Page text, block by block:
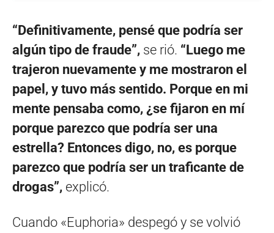
“Definitivamente, pensé que podría ser
algún tipo de fraude”, se rió. “Luego me
trajeron nuevamente y me mostraron el
papel, y tuvo más sentido. Porque en mi
mente pensaba como, ¿se fijaron en mí
porque parezco que podría ser una
estrella? Entonces digo, no, es porque
parezco que podría ser un traficante de
drogas”, explicó.
Cuando «Euphoria» despegó y se volvió